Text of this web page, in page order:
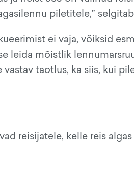
piletitele,”
ei vaja, võiksid
leida mõistlik
taotlus, ka siis, kui
reisijatele, kelle reis